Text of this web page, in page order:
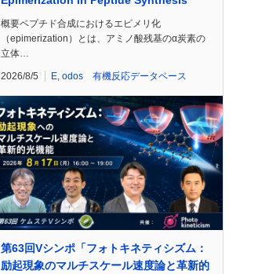
概要ペプチド合成におけるエピメリ化
（epimerization）とは、アミノ酸残基のα炭素の
立体…
2026/8/5 E odos 有機反応データベース
第63回Vシンポ「フォトキネティシズム：
励起現象のマルチスケール速度論と革新的